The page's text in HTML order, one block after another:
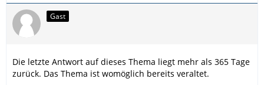
Gast
Die letzte Antwort auf dieses Thema liegt mehr als 365 Tage
zurück. Das Thema ist womöglich bereits veraltet.